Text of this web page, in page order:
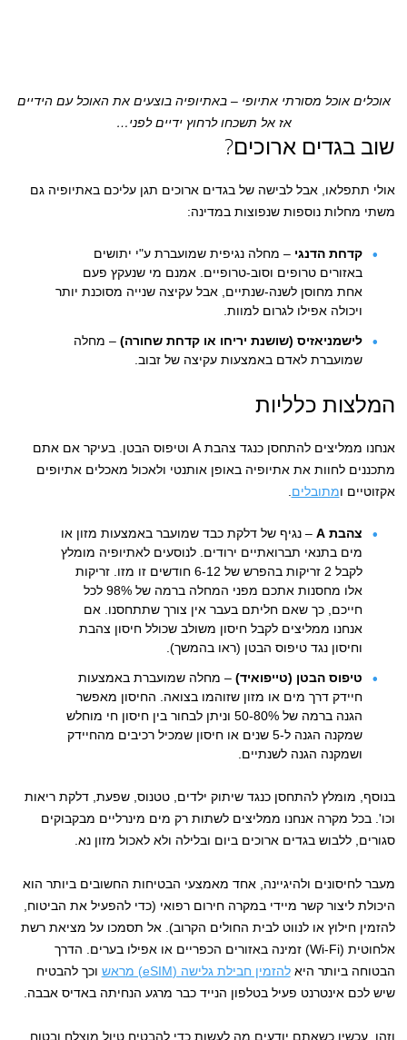
אוכלים אוכל מסורתי אתיופי – באתיופיה בוצעים את האוכל עם הידיים
אז אל תשכחו לרחוץ ידיים לפני…
שוב בגדים ארוכים?
אולי תתפלאו, אבל לבישה של בגדים ארוכים תגן עליכם באתיופיה גם
משתי מחלות נוספות שנפוצות במדינה:
קדחת הדנגי – מחלה נגיפית שמועברת ע"י יתושים
באזורים טרופים וסוב-טרופיים. אמנם מי שנעקץ פעם
אחת מחוסן לשנה-שנתיים, אבל עקיצה שנייה מסוכנת יותר
ויכולה אפילו לגרום למוות.
לישמניאזיס (שושנת יריחו או קדחת שחורה)– מחלה
שמועברת לאדם באמצעות עקיצה של זבוב.
המלצות כלליות
אנחנו ממליצים להתחסן כנגד צהבת A וטיפוס הבטן. בעיקר אם אתם
מתכננים לחוות את אתיופיה באופן אותנטי ולאכול מאכלים אתיופים
אקזוטיים ומתובלים.
צהבת A
– נגיף של דלקת כבד שמועבר באמצעות מזון או
מים בתנאי תברואתיים ירודים. לנוסעים לאתיופיה מומלץ
לקבל 2 זריקות בהפרש של 6-12 חודשים זו מזו. זריקות
אלו מחסנות אתכם מפני המחלה ברמה של 98% לכל
חייכם, כך שאם חליתם בעבר אין צורך שתתחסנו. אם
אנחנו ממליצים לקבל חיסון משולב שכולל חיסון צהבת
וחיסון נגד טיפוס הבטן (ראו בהמשך).
טיפוס הבטן (טייפואיד)– מחלה שמועברת באמצעות
חיידק דרך מים או מזון שזוהמו בצואה. החיסון מאפשר
הגנה ברמה של 50-80% וניתן לבחור בין חיסון חי מוחלש
שמקנה הגנה ל-5 שנים או חיסון שמכיל רכיבים מהחיידק
ושמקנה הגנה לשנתיים.
בנוסף, מומלץ להתחסן כנגד שיתוק ילדים, טטנוס, שפעת, דלקת ריאות
וכו'. בכל מקרה אנחנו ממליצים לשתות רק מים מינרליים מבקבוקים
סגורים, ללבוש בגדים ארוכים ביום ובלילה ולא לאכול מזון נא.
מעבר לחיסונים ולהיגיינה, אחד מאמצעי הבטיחות החשובים ביותר הוא
היכולת ליצור קשר מיידי במקרה חירום רפואי (כדי להפעיל את הביטוח,
להזמין חילוץ או לנווט לבית החולים הקרוב). אל תסמכו על מציאת רשת
אלחוטית (Wi-Fi) זמינה באזורים הכפריים או אפילו בערים. הדרך
הבטוחה ביותר היאלהזמין חבילת גלישה (eSIM) מראש
וכך להבטיח
שיש לכם אינטרנט פעיל בטלפון הנייד כבר מרגע הנחיתה באדיס אבבה.
וזהו, עכשיו כשאתם יודעים מה לעשות כדי להבטיח טיול מוצלח ובטוח